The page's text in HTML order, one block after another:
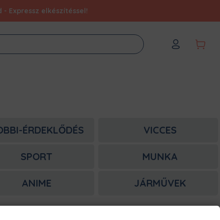
Expressz elkészítéssel!
ÉRDEKLŐDÉS VICCES
SPORT MUNKA
ANIME JÁRMŰVEK